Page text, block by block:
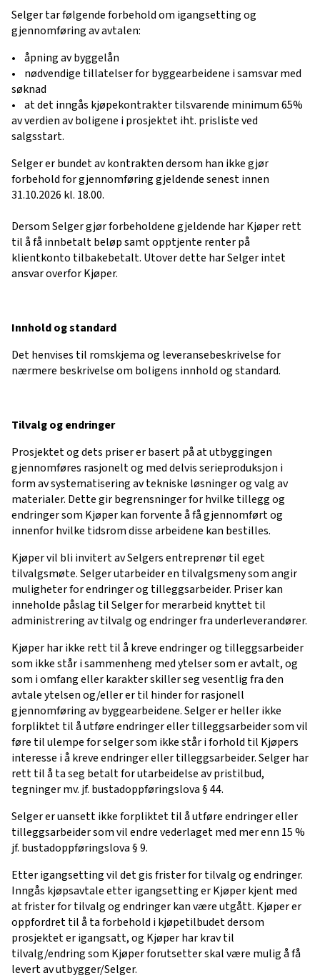
Selger tar følgende forbehold om igangsetting og
gjennomføring av avtalen:
• åpning av byggelån
• nødvendige tillatelser for byggearbeidene i samsvar med
søknad
• at det inngås kjøpekontrakter tilsvarende minimum 65%
av verdien av boligene i prosjektet iht. prisliste ved
salgsstart.
Selger er bundet av kontrakten dersom han ikke gjør
forbehold for gjennomføring gjeldende senest innen
31.10.2026 kl. 18.00.
Dersom Selger gjør forbeholdene gjeldende har Kjøper rett
til å få innbetalt beløp samt opptjente renter på
klientkonto tilbakebetalt. Utover dette har Selger intet
ansvar overfor Kjøper.
Innhold og standard
Det henvises til romskjema og leveransebeskrivelse for
nærmere beskrivelse om boligens innhold og standard.
Tilvalg og endringer
Prosjektet og dets priser er basert på at utbyggingen
gjennomføres rasjonelt og med delvis serieproduksjon i
form av systematisering av tekniske løsninger og valg av
materialer. Dette gir begrensninger for hvilke tillegg og
endringer som Kjøper kan forvente å få gjennomført og
innenfor hvilke tidsrom disse arbeidene kan bestilles.
Kjøper vil bli invitert av Selgers entreprenør til eget
tilvalgsmøte. Selger utarbeider en tilvalgsmeny som angir
muligheter for endringer og tilleggsarbeider. Priser kan
inneholde påslag til Selger for merarbeid knyttet til
administrering av tilvalg og endringer fra underleverandører.
Kjøper har ikke rett til å kreve endringer og tilleggsarbeider
som ikke står i sammenheng med ytelser som er avtalt, og
som i omfang eller karakter skiller seg vesentlig fra den
avtale ytelsen og/eller er til hinder for rasjonell
gjennomføring av byggearbeidene. Selger er heller ikke
forpliktet til å utføre endringer eller tilleggsarbeider som vil
føre til ulempe for selger som ikke står i forhold til Kjøpers
interesse i å kreve endringer eller tilleggsarbeider. Selger har
rett til å ta seg betalt for utarbeidelse av pristilbud,
tegninger mv. jf. bustadoppføringslova § 44.
Selger er uansett ikke forpliktet til å utføre endringer eller
tilleggsarbeider som vil endre vederlaget med mer enn 15 %
jf. bustadoppføringslova § 9.
Etter igangsetting vil det gis frister for tilvalg og endringer.
Inngås kjøpsavtale etter igangsetting er Kjøper kjent med
at frister for tilvalg og endringer kan være utgått. Kjøper er
oppfordret til å ta forbehold i kjøpetilbudet dersom
prosjektet er igangsatt, og Kjøper har krav til
tilvalg/endring som Kjøper forutsetter skal være mulig å få
levert av utbygger/Selger.